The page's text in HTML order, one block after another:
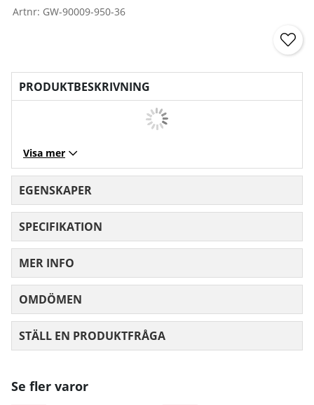
Artnr: GW-90009-950-36
PRODUKTBESKRIVNING
Visa mer
EGENSKAPER
SPECIFIKATION
MER INFO
OMDÖMEN
STÄLL EN PRODUKTFRÅGA
Se fler varor